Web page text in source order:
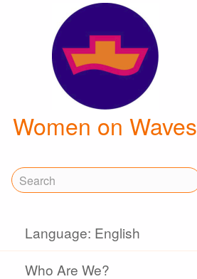
Women on Waves
Language: English
Who Are We?